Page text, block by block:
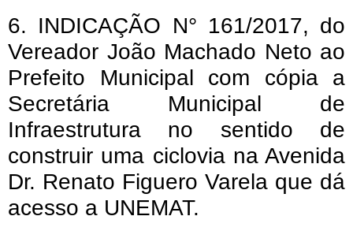
6. INDICAÇÃO N° 161/2017, do
Vereador João Machado Neto ao
Prefeito Municipal com cópia a
Secretária Municipal de
Infraestrutura no sentido de
construir uma ciclovia na Avenida
Dr. Renato Figuero Varela que dá
acesso a UNEMAT.